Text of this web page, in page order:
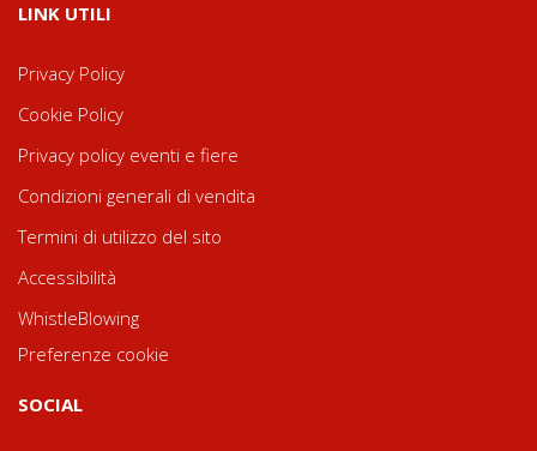
LINK UTILI
Privacy Policy
Cookie Policy
Privacy policy eventi e fiere
Condizioni generali di vendita
Termini di utilizzo del sito
Accessibilità
WhistleBlowing
Preferenze cookie
SOCIAL